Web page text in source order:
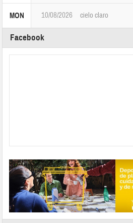
MON 10/08/2026 cielo claro
Facebook